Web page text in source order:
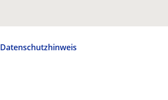
Datenschutzhinweis